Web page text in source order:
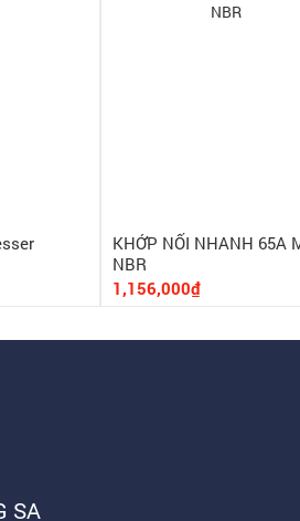
KHỚP NỐI NHANH 65A
NBR
1,156,000₫
SA